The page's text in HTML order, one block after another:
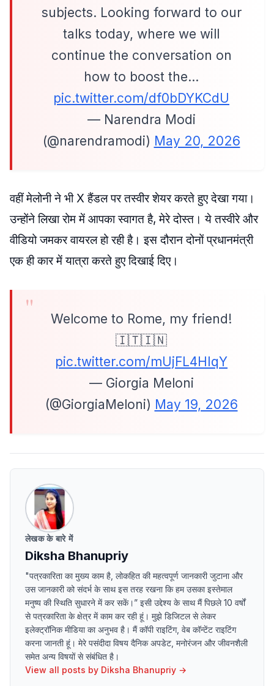
subjects. Looking forward to our
talks today, where we will
continue the conversation on
how to boost the…
pic.twitter.com/df0bDYKCdU
— Narendra Modi
(@narendramodi) May 20, 2026
वहीं मेलोनी ने भी X हैंडल पर तस्वीर शेयर करते हुए देखा गया।
उन्होंने लिखा रोम में आपका स्वागत है, मेरे दोस्त। ये तस्वीरे और
वीडियो जमकर वायरल हो रही है। इस दौरान दोनों प्रधानमंत्री
एक ही कार में यात्रा करते हुए दिखाई दिए।
Welcome to Rome, my friend!
🇮🇹🇮🇳
pic.twitter.com/mUjFL4HIqY
— Giorgia Meloni
(@GiorgiaMeloni) May 19, 2026
लेखक के बारे में
Diksha Bhanupriy
"पत्रकारिता का मुख्य काम है, लोकहित की महत्वपूर्ण जानकारी जुटाना और
उस जानकारी को संदर्भ के साथ इस तरह रखना कि हम उसका इस्तेमाल
मनुष्य की स्थिति सुधारने में कर सकें।” इसी उद्देश्य के साथ मैं पिछले 10 वर्षों
से पत्रकारिता के क्षेत्र में काम कर रही हूं। मुझे डिजिटल से लेकर
इलेक्ट्रॉनिक मीडिया का अनुभव है। मैं कॉपी राइटिंग, वेब कॉन्टेंट राइटिंग
करना जानती हूं। मेरे पसंदीदा विषय दैनिक अपडेट, मनोरंजन और जीवनशैली
समेत अन्य विषयों से संबंधित है।
View all posts by Diksha Bhanupriy →